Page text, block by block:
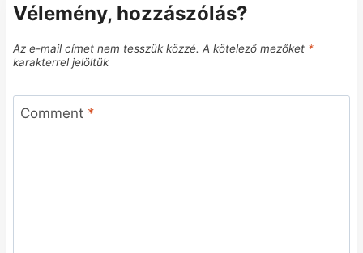
Vélemény, hozzászólás?
Az e-mail címet nem tesszük közzé. A kötelező mezőket *
karakterrel jelöltük
Comment *